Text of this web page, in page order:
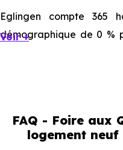
Eglingen compte 365
démographique de 0 %
qui renseigne
et les typologies de biens
Voir +
FAQ - Foire aux
logement neuf